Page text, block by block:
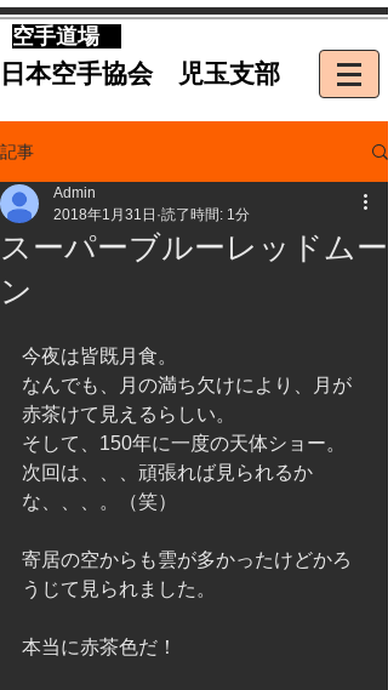
​空手道場
​日本空手協会 児玉支部
記事
スーパーブルーレッドムー
ン
Admin
2018年1月31日 読了時間: 1分
今夜は皆既月食。
なんでも、月の満ち欠けにより、月が
赤茶けて見えるらしい。
そして、150年に一度の天体ショー。
次回は、、、頑張れば見られるか
な、、、。（笑）
寄居の空からも雲が多かったけどかろ
うじて見られました。
本当に赤茶色だ！